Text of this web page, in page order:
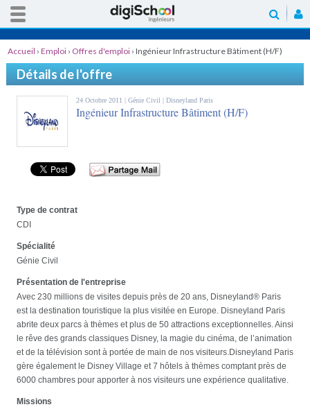
Accueil › Emploi › Offres d'emploi › Ingénieur Infrastructure Bâtiment (H/F)
Détails de l'offre
24 Octobre 2011 | Génie Civil | Disneyland Paris
Ingénieur Infrastructure Bâtiment (H/F)
Type de contrat
CDI
Spécialité
Génie Civil
Présentation de l'entreprise
Avec 230 millions de visites depuis près de 20 ans, Disneyland® Paris
est la destination touristique la plus visitée en Europe. Disneyland Paris
abrite deux parcs à thèmes et plus de 50 attractions exceptionnelles. Ainsi
le rêve des grands classiques Disney, la magie du cinéma, de l’animation
et de la télévision sont à portée de main de nos visiteurs.Disneyland Paris
gère également le Disney Village et 7 hôtels à thèmes comptant près de
6000 chambres pour apporter à nos visiteurs une expérience qualitative.
Missions